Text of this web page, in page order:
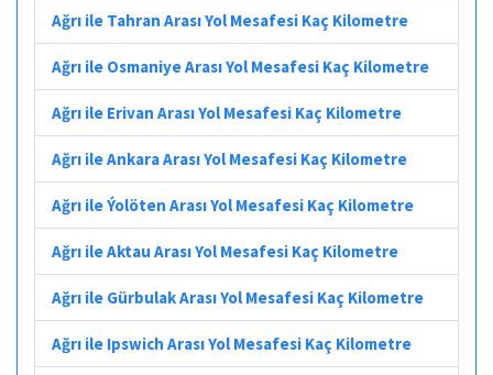
Ağrı ile Tahran Arası Yol Mesafesi Kaç Kilometre
Ağrı ile Osmaniye Arası Yol Mesafesi Kaç Kilometre
Ağrı ile Erivan Arası Yol Mesafesi Kaç Kilometre
Ağrı ile Ankara Arası Yol Mesafesi Kaç Kilometre
Ağrı ile Ýolöten Arası Yol Mesafesi Kaç Kilometre
Ağrı ile Aktau Arası Yol Mesafesi Kaç Kilometre
Ağrı ile Gürbulak Arası Yol Mesafesi Kaç Kilometre
Ağrı ile Ipswich Arası Yol Mesafesi Kaç Kilometre